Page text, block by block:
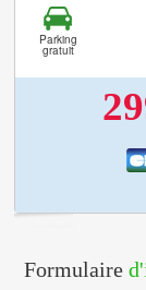
Parking
gratuit
Formulaire